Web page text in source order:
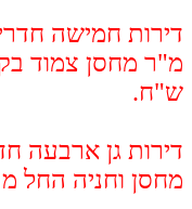
ש"ח.
מחסן וחניה החל מ 2,449,000 ש"ח.